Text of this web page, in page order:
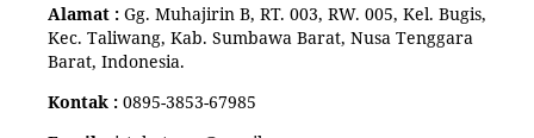
Alamat : Gg. Muhajirin B, RT. 003, RW. 005, Kel. Bugis,
Kec. Taliwang, Kab. Sumbawa Barat, Nusa Tenggara
Barat, Indonesia.
Kontak : 0895-3853-67985